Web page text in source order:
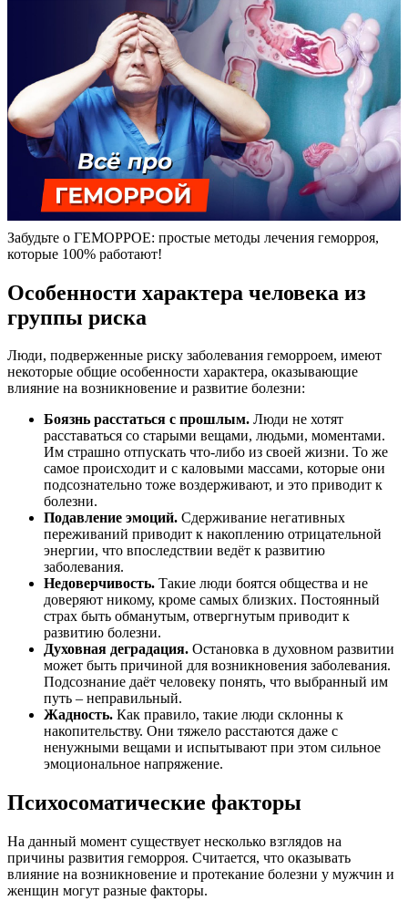
Забудьте о ГЕМОРРОЕ: простые методы лечения геморроя,
которые 100% работают!
Особенности характера человека из
группы риска
Люди, подверженные риску заболевания геморроем, имеют
некоторые общие особенности характера, оказывающие
влияние на возникновение и развитие болезни:
Боязнь расстаться с прошлым. Люди не хотят
расставаться со старыми вещами, людьми, моментами.
Им страшно отпускать что-либо из своей жизни. То же
самое происходит и с каловыми массами, которые они
подсознательно тоже воздерживают, и это приводит к
болезни.
Подавление эмоций. Сдерживание негативных
переживаний приводит к накоплению отрицательной
энергии, что впоследствии ведёт к развитию
заболевания.
Недоверчивость. Такие люди боятся общества и не
доверяют никому, кроме самых близких. Постоянный
страх быть обманутым, отвергнутым приводит к
развитию болезни.
Духовная деградация. Остановка в духовном развитии
может быть причиной для возникновения заболевания.
Подсознание даёт человеку понять, что выбранный им
путь – неправильный.
Жадность. Как правило, такие люди склонны к
накопительству. Они тяжело расстаются даже с
ненужными вещами и испытывают при этом сильное
эмоциональное напряжение.
Психосоматические факторы
На данный момент существует несколько взглядов на
причины развития геморроя. Считается, что оказывать
влияние на возникновение и протекание болезни у мужчин и
женщин могут разные факторы.